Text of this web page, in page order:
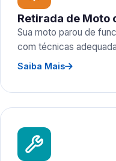
Retirada de Moto
Sua moto parou de
com técnicas
Saiba Mais